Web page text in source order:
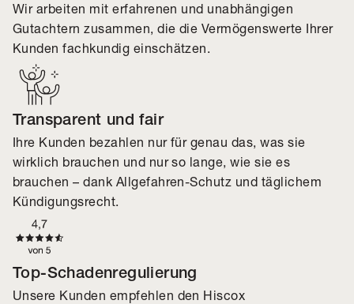
Wir arbeiten mit erfahrenen und unabhängigen
Gutachtern zusammen, die die Vermögenswerte Ihrer
Kunden fachkundig einschätzen.
Transparent und fair
Ihre Kunden bezahlen nur für genau das, was sie
wirklich brauchen und nur so lange, wie sie es
brauchen – dank Allgefahren-Schutz und täglichem
Kündigungsrecht.
Top-Schadenregulierung
Unsere Kunden empfehlen den Hiscox